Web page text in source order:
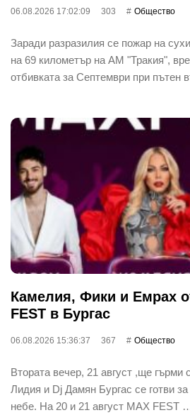
06.08.2026 17:02:09 303 Общество
Заради разразилия се пожар на
на 69 километър на АМ "Тракия",
отбивката за Септември при пътен
Камелия, Фики и Емрах
FEST в Бургас
06.08.2026 15:36:37 367 Общество
Втората вечер, 21 август ,ще гърми
Лидия и Dj Дамян Бургас се готви
небе. На 20 и 21 август MAX FEST